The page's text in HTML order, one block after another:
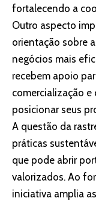
fortalecendo a
Outro aspecto
orientação sobre
negócios mais
recebem apoio
comercialização e
posicionar seus
A questão da
práticas
que pode abrir
valorizados. Ao
iniciativa amplia